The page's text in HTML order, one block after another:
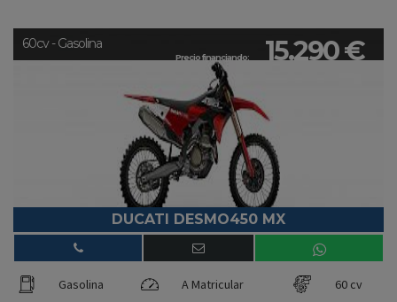
Precio financiando: 15.290 €
60cv - Gasolina
DUCATI DESMO450 MX
Gasolina A Matricular
60 cv